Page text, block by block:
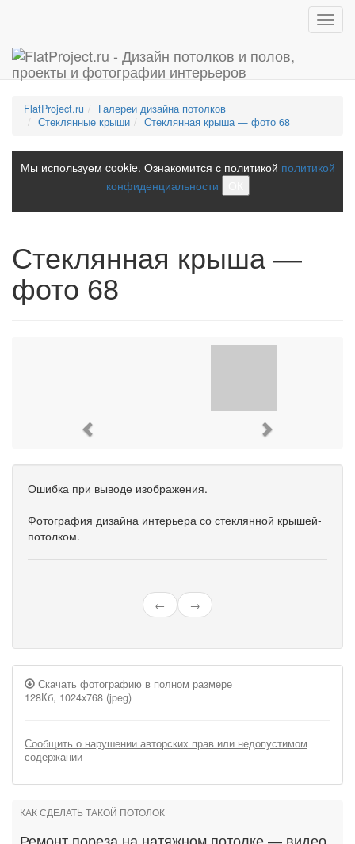
FlatProject.ru
Галереи дизайна потолков
Стеклянные крыши
Стеклянная крыша — фото 68
Мы используем cookie. Ознакомится с политикой политикой
конфиденциальности
Стеклянная крыша —
фото 68
Ошибка при выводе изображения.
Фотография дизайна интерьера со стеклянной крышей-
потолком.
← →
Скачать фотографию в полном размере
128Кб, 1024x768 (jpeg)
Сообщить о нарушении авторских прав или недопустимом
содержании
КАК СДЕЛАТЬ ТАКОЙ ПОТОЛОК